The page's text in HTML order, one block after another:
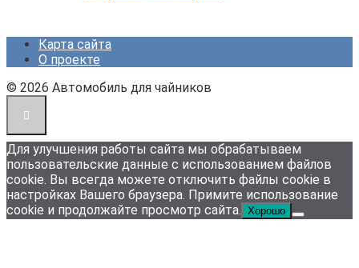
Карта сайта
О проекте
© 2026 Автомобиль для чайников
Для улучшения работы сайта мы обрабатываем
пользовательские данные с использованием файлов
cookie. Вы всегда можете отключить файлы cookie в
настройках Вашего браузера. Примите использование
cookie и продолжайте просмотр сайта. Хорошо